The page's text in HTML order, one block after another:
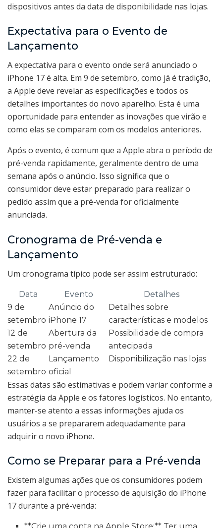
dispositivos antes da data de disponibilidade nas lojas.
Expectativa para o Evento de
Lançamento
A expectativa para o evento onde será anunciado o
iPhone 17 é alta. Em 9 de setembro, como já é tradição,
a Apple deve revelar as especificações e todos os
detalhes importantes do novo aparelho. Esta é uma
oportunidade para entender as inovações que virão e
como elas se comparam com os modelos anteriores.
Após o evento, é comum que a Apple abra o período de
pré-venda rapidamente, geralmente dentro de uma
semana após o anúncio. Isso significa que o
consumidor deve estar preparado para realizar o
pedido assim que a pré-venda for oficialmente
anunciada.
Cronograma de Pré-venda e
Lançamento
Um cronograma típico pode ser assim estruturado:
Data Evento
Detalhes
9 de
setembro
Anúncio do
iPhone 17
Detalhes sobre
características e modelos
12 de
setembro
Abertura da
pré-venda
Possibilidade de compra
antecipada
22 de
setembro
Lançamento
oficial
Disponibilização nas lojas
Essas datas são estimativas e podem variar conforme a
estratégia da Apple e os fatores logísticos. No entanto,
manter-se atento a essas informações ajuda os
usuários a se prepararem adequadamente para
adquirir o novo iPhone.
Como se Preparar para a Pré-venda
Existem algumas ações que os consumidores podem
fazer para facilitar o processo de aquisição do iPhone
17 durante a pré-venda: